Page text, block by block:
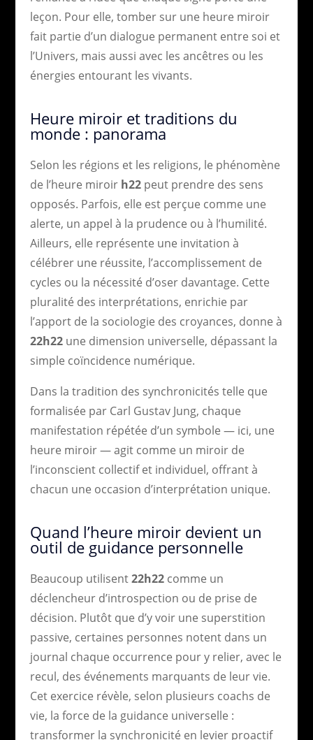
leçon. Pour elle, tomber sur une heure miroir
fait partie d’un dialogue permanent entre soi et
l’Univers, mais aussi avec les ancêtres ou les
énergies entourant les vivants.
Heure miroir et traditions du
monde : panorama
Selon les régions et les religions, le phénomène
de l’heure miroir h22peut prendre des sens
opposés. Parfois, elle est perçue comme une
alerte, un appel à la prudence ou à l’humilité.
Ailleurs, elle représente une invitation à
célébrer une réussite, l’accomplissement de
cycles ou la nécessité d’oser davantage. Cette
pluralité des interprétations, enrichie par
l’apport de la sociologie des croyances, donne à
22h22une dimension universelle, dépassant la
simple coïncidence numérique.
Dans la tradition des synchronicités telle que
formalisée par Carl Gustav Jung, chaque
manifestation répétée d’un symbole — ici, une
heure miroir — agit comme un miroir de
l’inconscient collectif et individuel, offrant à
chacun une occasion d’interprétation unique.
Quand l’heure miroir devient un
outil de guidance personnelle
Beaucoup utilisent22h22comme un
déclencheur d’introspection ou de prise de
décision. Plutôt que d’y voir une superstition
passive, certaines personnes notent dans un
journal chaque occurrence pour y relier, avec le
recul, des événements marquants de leur vie.
Cet exercice révèle, selon plusieurs coachs de
vie, la force de la guidance universelle :
transformer la synchronicité en levier proactif